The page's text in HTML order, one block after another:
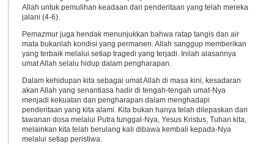
Allah untuk pemulihan keadaan dari penderitaan yang telah mereka
jalani (4-6).
Pemazmur juga hendak menunjukkan bahwa ratap tangis dan air
mata bukanlah kondisi yang permanen. Allah sanggup memberikan
yang terbaik melalui setiap tragedi yang terjadi. Inilah alasannya
umat Allah selalu hidup dalam pengharapan.
Dalam kehidupan kita sebagai umat Allah di masa kini, kesadaran
akan Allah yang senantiasa hadir di tengah-tengah umat-Nya
menjadi kekuatan dan pengharapan dalam menghadapi
penderitaan yang kita alami. Kita bukan hanya telah dilepaskan dari
tawanan dosa melalui Putra tunggal-Nya, Yesus Kristus, Tuhan kita,
melainkan kita telah berulang kali dibawa kembali kepada-Nya
melalui setiap peristiwa.